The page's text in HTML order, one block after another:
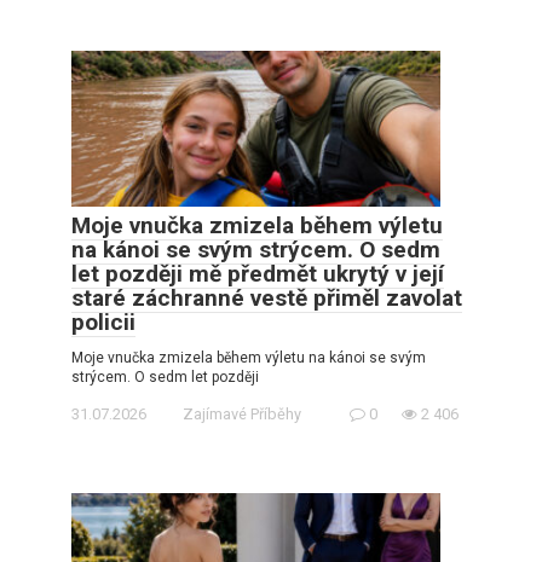
Moje vnučka zmizela během výletu
na kánoi se svým strýcem. O sedm
let později mě předmět ukrytý v její
staré záchranné vestě přiměl zavolat
policii
Moje vnučka zmizela během výletu na kánoi se svým
strýcem. O sedm let později
31.07.2026 Zajímavé Příběhy 0 2 406